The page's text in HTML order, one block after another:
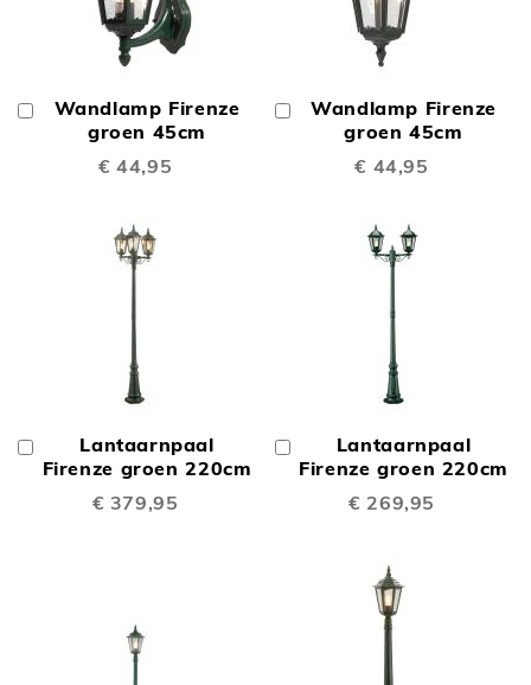
Wandlamp Firenze
groen 45cm
€ 44,95
Winkelwagen
Wandlamp Firenze
groen 45cm
€ 44,95
Winkelwagen
Lantaarnpaal
Firenze groen 220cm
€ 379,95
Winkelwagen
Lantaarnpaal
Firenze groen 220cm
€ 269,95
Winkelwagen